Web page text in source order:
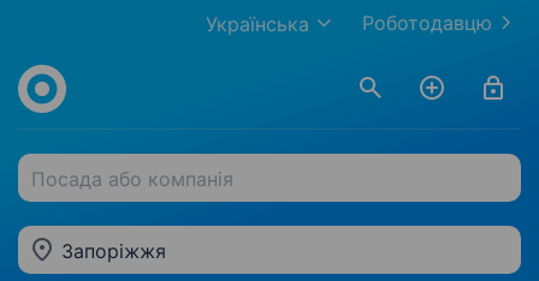
Роботодавцю
Українська
Посада або компанія
Запоріжжя